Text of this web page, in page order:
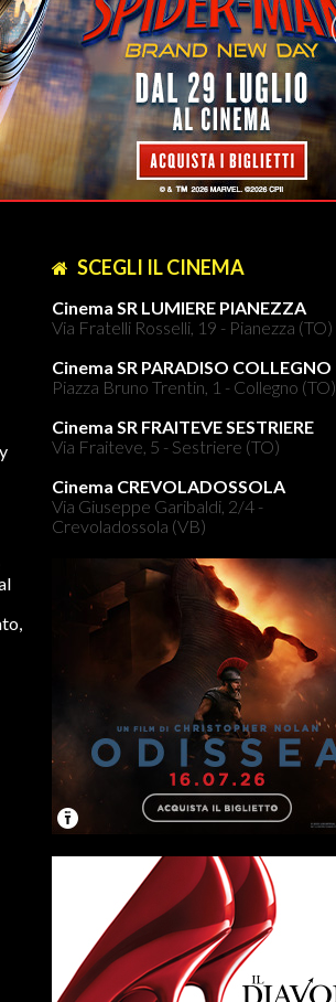
SCEGLI IL CINEMA
Cinema SR LUMIERE PIANEZZA
Via Fratelli Rosselli, 19 - Pianezza (TO)
Cinema SR PARADISO COLLEGNO
Piazza Bruno Trentin, 1 - Collegno (TO)
Cinema SR FRAITEVE SESTRIERE
Via Fraiteve, 5 - Sestriere (TO)
Cinema CREVOLADOSSOLA
Via Giuseppe Garibaldi, 2/4 -
Crevoladossola (VB)